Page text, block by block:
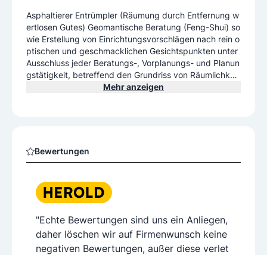
Asphaltierer Entrümpler (Räumung durch Entfernung w
ertlosen Gutes) Geomantische Beratung (Feng-Shui) so
wie Erstellung von Einrichtungsvorschlägen nach rein o
ptischen und geschmacklichen Gesichtspunkten unter
Ausschluss jeder Beratungs-, Vorplanungs- und Planun
gstätigkeit, betreffend den Grundriss von Räumlichkeit
en und deren haustechnischen Ausstattung sowie unte
chtspunkten
Mehr anzeigen
Bewertungen
"Echte Bewertungen sind uns ein Anliegen,
daher löschen wir auf Firmenwunsch keine
negativen Bewertungen, außer diese verlet